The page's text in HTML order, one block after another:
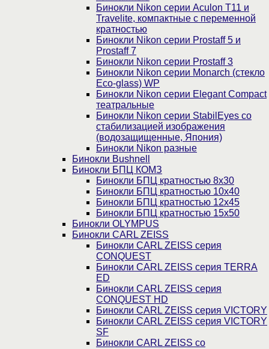
Бинокли Nikon серии Aculon T11 и
Travelite, компактные с переменной
кратностью
Бинокли Nikon серии Prostaff 5 и
Prostaff 7
Бинокли Nikon серии Prostaff 3
Бинокли Nikon серии Monarch (стекло
Eco-glass) WP
Бинокли Nikon серии Elegant Compact
театральные
Бинокли Nikon серии StabilEyes со
стабилизацией изображения
(водозащищенные, Япония)
Бинокли Nikon разные
Бинокли Bushnell
Бинокли БПЦ КОМЗ
Бинокли БПЦ кратностью 8х30
Бинокли БПЦ кратностью 10х40
Бинокли БПЦ кратностью 12х45
Бинокли БПЦ кратностью 15х50
Бинокли OLYMPUS
Бинокли CARL ZEISS
Бинокли CARL ZEISS серия
CONQUEST
Бинокли CARL ZEISS серия TERRA
ED
Бинокли CARL ZEISS серия
CONQUEST HD
Бинокли CARL ZEISS серия VICTORY
Бинокли CARL ZEISS серия VICTORY
SF
Бинокли CARL ZEISS со